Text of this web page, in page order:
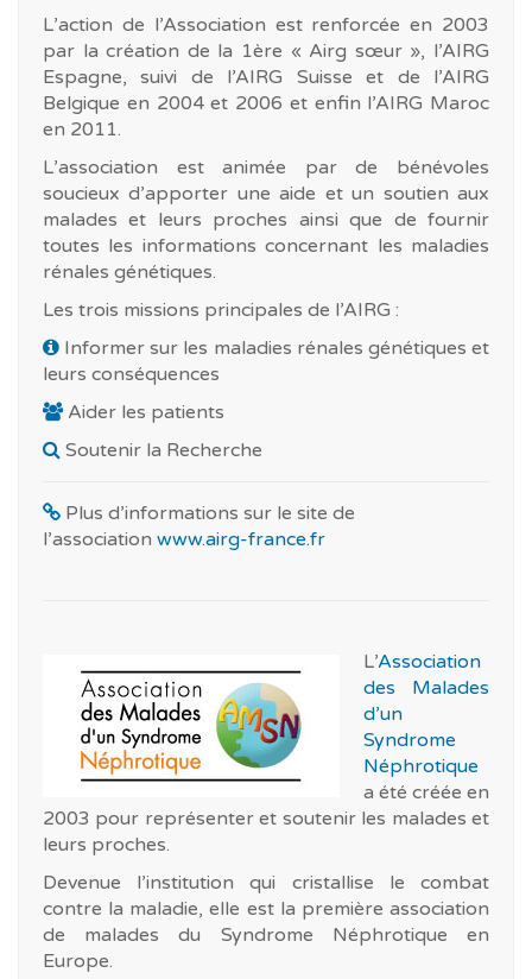
L’action de l’Association est renforcée en 2003
par la création de la 1ère « Airg sœur », l’AIRG
Espagne, suivi de l’AIRG Suisse et de l’AIRG
Belgique en 2004 et 2006 et enfin l’AIRG Maroc
en 2011.
L’association est animée par de bénévoles
soucieux d’apporter une aide et un soutien aux
malades et leurs proches ainsi que de fournir
toutes les informations concernant les maladies
rénales génétiques.
Les trois missions principales de l’AIRG :
Informer sur les maladies rénales génétiques et
leurs conséquences
Aider les patients
Soutenir la Recherche
Plus d’informations sur le site de
l’association www.airg-france.fr
L’Association
des Malades
d’un
Syndrome
Néphrotique
a été créée en
2003 pour représenter et soutenir les malades et
leurs proches.
Devenue l’institution qui cristallise le combat
contre la maladie, elle est la première association
de malades du Syndrome Néphrotique en
Europe.